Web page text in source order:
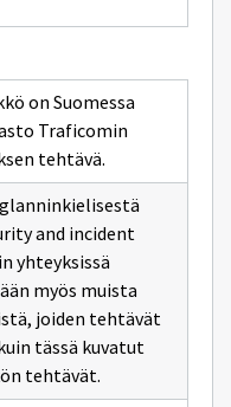
(1)
on Suomessa
Traficomin
tehtävä.
and incident
yhteyksissä
myös muista
joiden tehtävät
tässä kuvatut
tehtävät.